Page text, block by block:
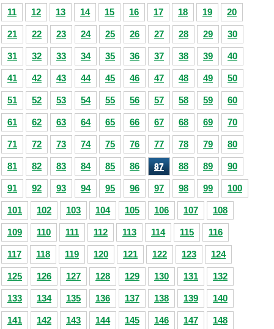
11 12 13 14 15 16 17 18 19 20
21 22 23 24 25 26 27 28 29 30
31 32 33 34 35 36 37 38 39 40
41 42 43 44 45 46 47 48 49 50
51 52 53 54 55 56 57 58 59 60
61 62 63 64 65 66 67 68 69 70
71 72 73 74 75 76 77 78 79 80
81 82 83 84 85 86 87 88 89 90
91 92 93 94 95 96 97 98 99 100
101 102 103 104 105 106 107 108
109 110 111 112 113 114 115 116
117 118 119 120 121 122 123 124
125 126 127 128 129 130 131 132
133 134 135 136 137 138 139 140
141 142 143 144 145 146 147 148